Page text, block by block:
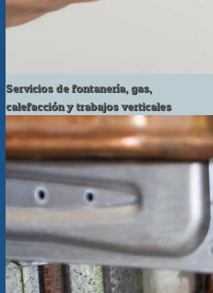
Servicios de fontanería, gas,
calefacción y trabajos verticales